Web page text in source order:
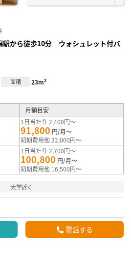
駅から徒歩10分 ウォシュレット付バ
面積 23m²
月額目安
1日当たり 2,400円～
91,800 円/月～
初期費用他 22,000円～
1日当たり 2,700円～
100,800 円/月～
初期費用他 16,500円～
大学近く
電話する